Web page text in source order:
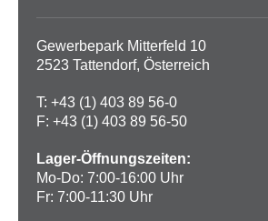
Gewerbepark Mitterfeld 10
2523 Tattendorf, Österreich
T: +43 (1) 403 89 56-0
F: +43 (1) 403 89 56-50
Lager-Öffnungszeiten:
Mo-Do: 7:00-16:00 Uhr
Fr: 7:00-11:30 Uhr